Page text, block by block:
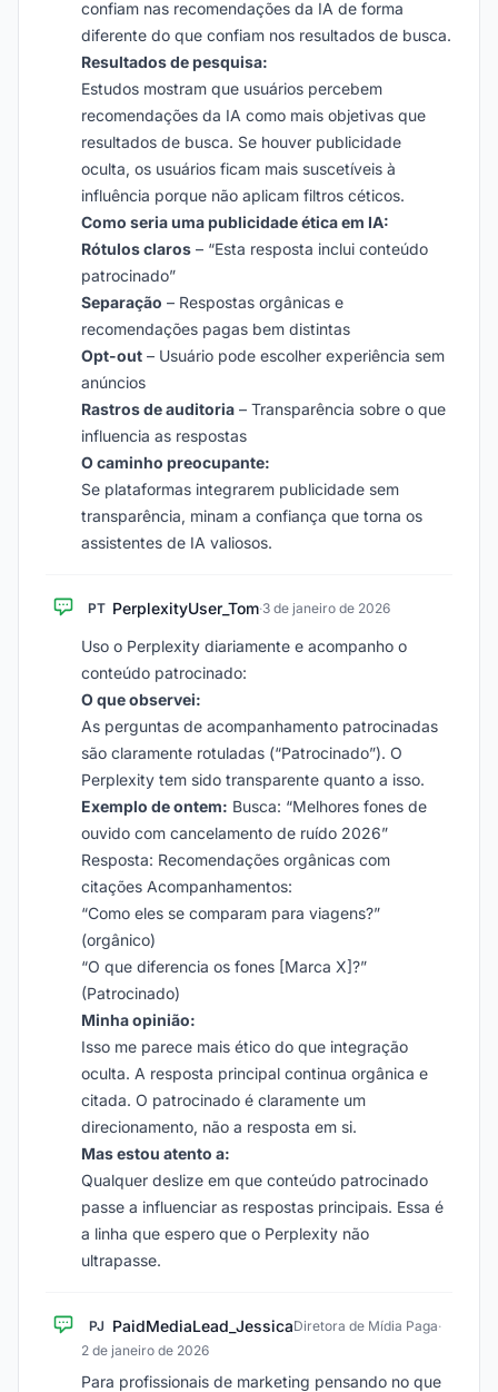
confiam nas recomendações da IA de forma
diferente do que confiam nos resultados de busca.
Resultados de pesquisa:
Estudos mostram que usuários percebem
recomendações da IA como mais objetivas que
resultados de busca. Se houver publicidade
oculta, os usuários ficam mais suscetíveis à
influência porque não aplicam filtros céticos.
Como seria uma publicidade ética em IA:
Rótulos claros – “Esta resposta inclui conteúdo
patrocinado”
Separação – Respostas orgânicas e
recomendações pagas bem distintas
Opt-out – Usuário pode escolher experiência sem
anúncios
Rastros de auditoria – Transparência sobre o que
influencia as respostas
O caminho preocupante:
Se plataformas integrarem publicidade sem
transparência, minam a confiança que torna os
assistentes de IA valiosos.
PT PerplexityUser_Tom·3 de janeiro de 2026
Uso o Perplexity diariamente e acompanho o
conteúdo patrocinado:
O que observei:
As perguntas de acompanhamento patrocinadas
são claramente rotuladas (“Patrocinado”). O
Perplexity tem sido transparente quanto a isso.
Exemplo de ontem: Busca: “Melhores fones de
ouvido com cancelamento de ruído 2026”
Resposta: Recomendações orgânicas com
citações Acompanhamentos:
“Como eles se comparam para viagens?”
(orgânico)
“O que diferencia os fones [Marca X]?”
(Patrocinado)
Minha opinião:
Isso me parece mais ético do que integração
oculta. A resposta principal continua orgânica e
citada. O patrocinado é claramente um
direcionamento, não a resposta em si.
Mas estou atento a:
Qualquer deslize em que conteúdo patrocinado
passe a influenciar as respostas principais. Essa é
a linha que espero que o Perplexity não
ultrapasse.
PJ PaidMediaLead_JessicaDiretora de Mídia Paga·
2 de janeiro de 2026
Para profissionais de marketing pensando no que